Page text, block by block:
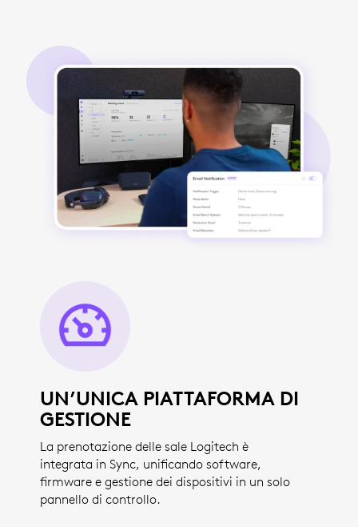
UN’UNICA PIATTAFORMA DI
GESTIONE
La prenotazione delle sale Logitech è
integrata in Sync, unificando software,
firmware e gestione dei dispositivi in un solo
pannello di controllo.